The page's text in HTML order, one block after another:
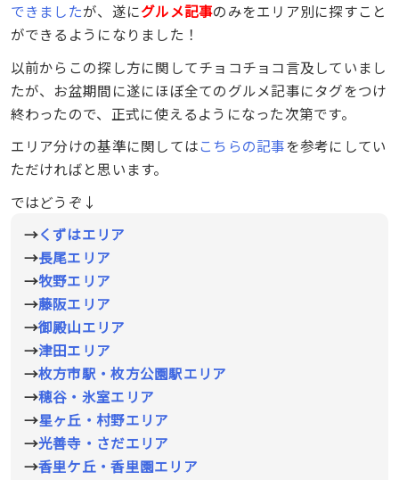
できましたが、遂にグルメ記事のみをエリア別に探すこと
ができるようになりました！
以前からこの探し方に関してチョコチョコ言及していまし
たが、お盆期間に遂にほぼ全てのグルメ記事にタグをつけ
終わったので、正式に使えるようになった次第です。
エリア分けの基準に関してはこちらの記事を参考にしてい
ただければと思います。
ではどうぞ↓
→くずはエリア
→長尾エリア
→牧野エリア
→藤阪エリア
→御殿山エリア
→津田エリア
→枚方市駅・枚方公園駅エリア
→穂谷・氷室エリア
→星ヶ丘・村野エリア
→光善寺・さだエリア
→香里ケ丘・香里園エリア